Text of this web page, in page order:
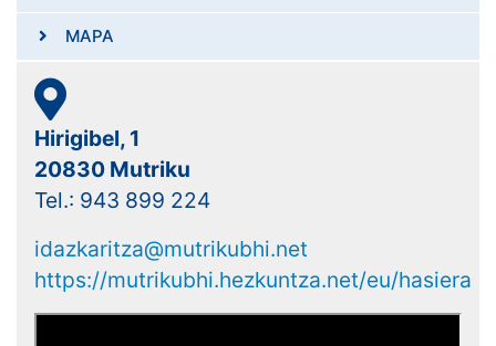
MAPA
Hirigibel, 1
20830 Mutriku
Tel.: 943 899 224
idazkaritza@mutrikubhi.net
https://mutrikubhi.hezkuntza.net/eu/hasiera